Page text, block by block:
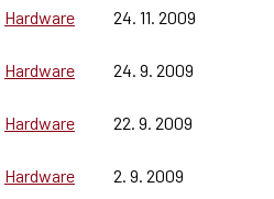
Hardware
24. 11. 2009
Hardware
24. 9. 2009
Hardware
22. 9. 2009
Hardware
2. 9. 2009